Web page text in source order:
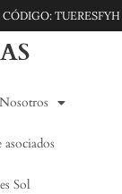
TUERESFYH
Nosotros
Sol